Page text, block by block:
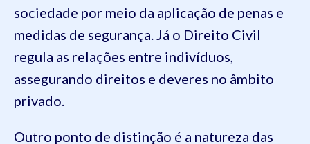
sociedade por meio da aplicação de penas e
medidas de segurança. Já o Direito Civil
regula as relações entre indivíduos,
assegurando direitos e deveres no âmbito
privado.
Outro ponto de distinção é a natureza das